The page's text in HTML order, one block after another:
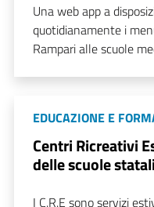
Una web app a
quotidianamente i
Rampari alle scuole
EDUCAZIONE E
Centri Ricreativi
delle scuole
I C.R.E sono servizi